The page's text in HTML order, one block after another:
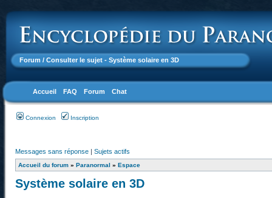
Forum / Consulter le sujet - Système solaire en 3D
Accueil FAQ Forum Chat
Connexion Inscription
Messages sans réponse | Sujets actifs
Accueil du forum » Paranormal » Espace
Système solaire en 3D